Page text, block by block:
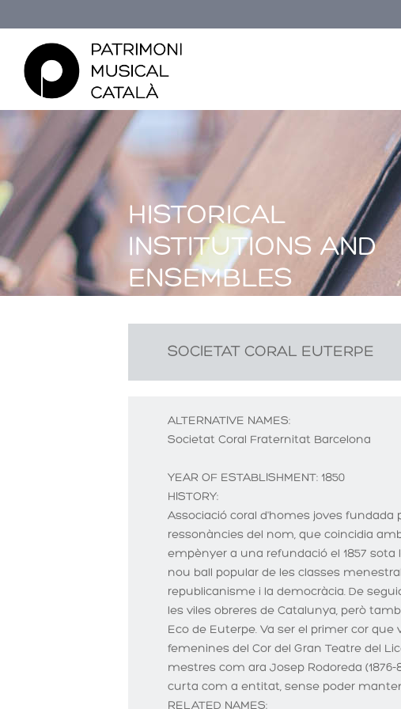
HISTORICAL
INSTITUTIONS AND
ENSEMBLES
SOCIETAT CORAL EUTERPE
ALTERNATIVE NAMES:
Societat Coral Fraternitat Barcelona
YEAR OF ESTABLISHMENT: 1850
HISTORY:
Associació coral d'homes joves fundada
ressonàncies del nom, que coincidia
empènyer a una refundació el 1857
nou ball popular de les classes
republicanisme i la democràcia. De
les viles obreres de Catalunya, però
Eco de Euterpe. Va ser el primer cor
femenines del Cor del Gran Teatre del
mestres com ara Josep Rodoreda (1876-
curta com a entitat, sense poder
RELATED NAMES: